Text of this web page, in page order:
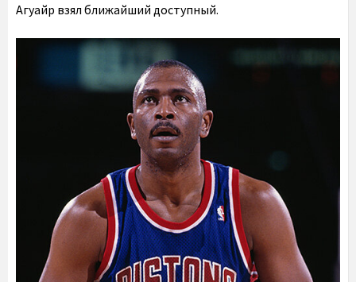
Агуайр взял ближайший доступный.